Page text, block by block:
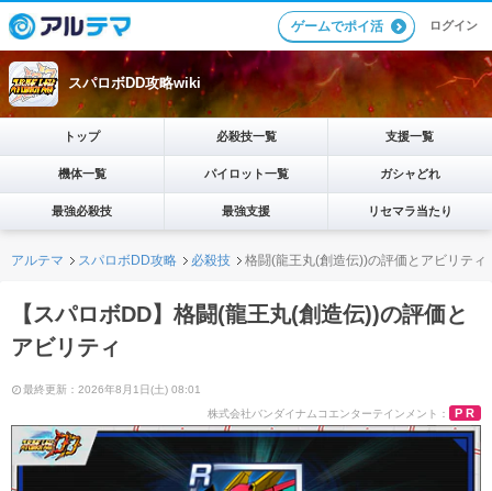
ゲームでポイ活 ログイン
スパロボDD攻略wiki
トップ 必殺技一覧 支援一覧
機体一覧 パイロット一覧 ガシャどれ
最強必殺技 最強支援 リセマラ当たり
アルテマ スパロボDD攻略 必殺技 格闘(龍王丸(創造伝))の評価とアビリティ
【スパロボDD】格闘(龍王丸(創造伝))の評価と
アビリティ
最終更新：2026年8月1日(土) 08:01
PR